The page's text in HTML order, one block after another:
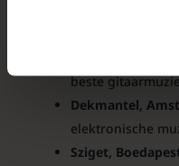
beste
Dekmantel,
elektronische
Sziget,